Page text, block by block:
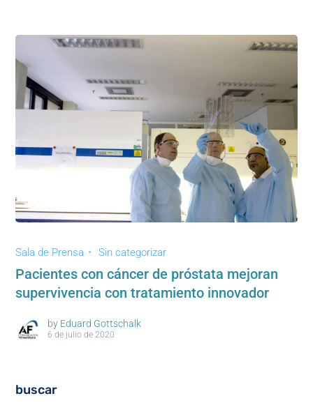
Sala de Prensa Sin categorizar
Pacientes con cáncer de próstata mejoran
supervivencia con tratamiento innovador
by Eduard Gottschalk
6 de julio de 2020
buscar